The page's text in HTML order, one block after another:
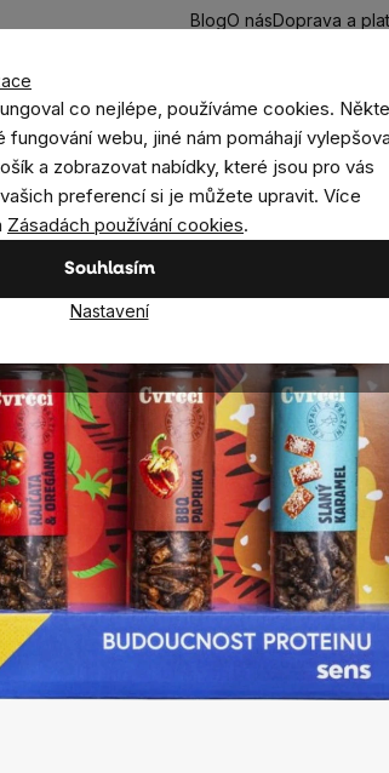
co nejlépe, používáme cookies.
fungování webu, jiné nám pomáhají
a zobrazovat nabídky, které jsou pro vás
preferencí si je můžete upravit. Více
Zásadách používání cookies.
Souhlasím
Nastavení
BlogO násDoprava a
Hledat
Doplňky stravy a výživaNovinkyMužiŽeny
snacky a slané krekry Sens Křupaví
dárková sada, 4x 20 g
produkty Recenze Poradna